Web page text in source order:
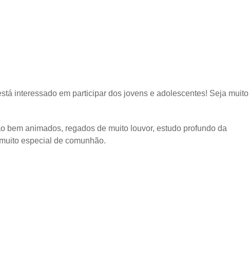
interessado em participar dos jovens e adolescentes! Seja muito
bem animados, regados de muito louvor, estudo profundo da
especial de comunhão.